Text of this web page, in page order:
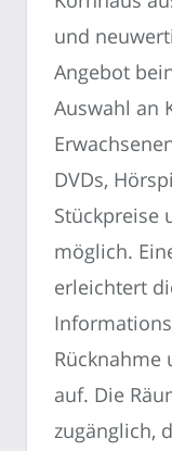
und
Angebot
Auswahl an
DVDs,
Stückpreise
möglich.
erleichtert
Rücknahme
auf. Die
zugänglich,